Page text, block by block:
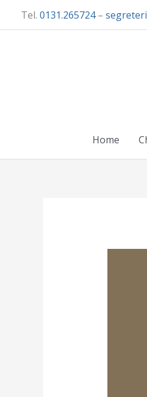
Tel. 0131.265724–
Home